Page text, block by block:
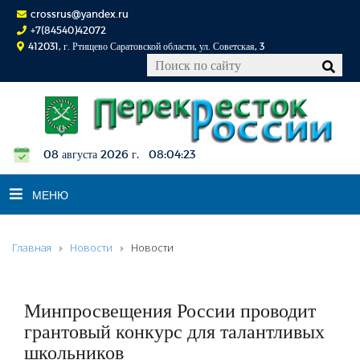
crossrus@yandex.ru
+7(84540)42072
412031, г. Ртищево Саратовской области, ул. Советская, 3
08 августа 2026 г. 08:04:24
МЕНЮ
НОВОСТИ
К СВЕДЕНИЮ
КОНКУРСЫ
ФОТОРЕПОРТАЖИ
Главная Новости Новости
Минпросвещения России проводит
грантовый конкурс для талантливых
школьников